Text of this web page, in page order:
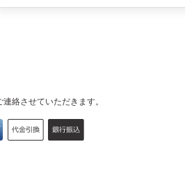
絡させていただきます。